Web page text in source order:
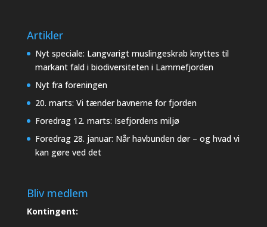
Artikler
Nyt speciale: Langvarigt muslingeskrab knyttes til
markant fald i biodiversiteten i Lammefjorden
Nyt fra foreningen
20. marts: Vi tænder bavnerne for fjorden
Foredrag 12. marts: Isefjordens miljø
Foredrag 28. januar: Når havbunden dør – og hvad vi
kan gøre ved det
Bliv medlem
Kontingent: